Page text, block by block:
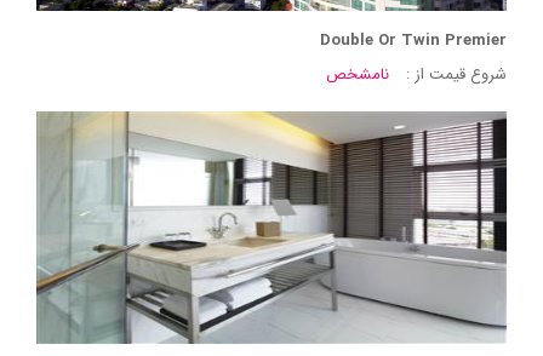
Double Or Twin Premier
شروع قیمت از :
نامشخص